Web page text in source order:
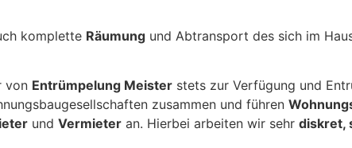
komplette Räumung und Abtransport des sich im
von Entrümpelung Meister stets zur Verfügung und
zusammen und führen
und Vermieter an. Hierbei arbeiten wir sehr diskret,